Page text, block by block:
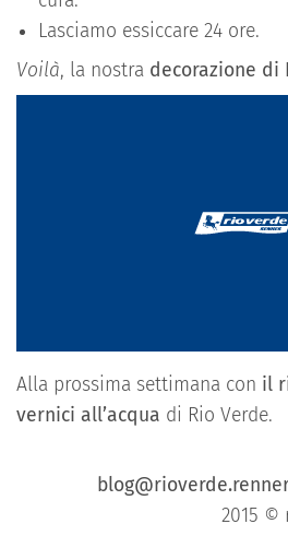
Lasciamo essiccare 24 ore.
Voilà, la nostra decorazione di
Alla prossima settimana con il
vernici all’acqua di Rio Verde.
2015 ©